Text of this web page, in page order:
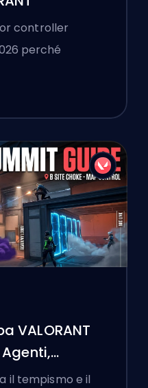
controller
perché
VALORANT
il tempismo e il